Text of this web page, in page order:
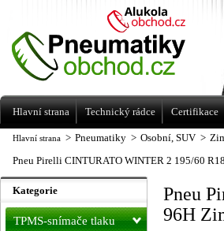
Hlavní strana > Pneumatiky > Osobní, SUV >
Pneu Pirelli CINTURATO WINTER 2 195/60
Pneu
96H
Kategorie
TPMS-snímače tlaku
Levné pneumatiky letní, zimní, Alu kola
a litá kola Racing Line
Hlavní strana Technický rádce Certifikace